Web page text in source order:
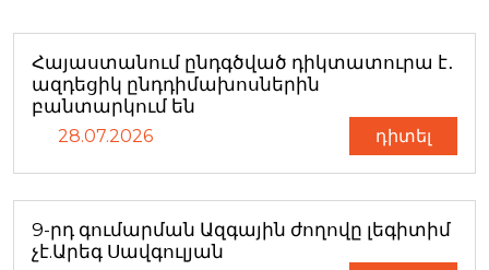
Հայաստանում ընդգծված դիկտատուրա է․
ազդեցիկ ընդդիմախոսներին
բանտարկում են
28.07.2026 դիտել
9-րդ գումարման Ազգային ժողովը լեգիտիմ
չէ.Արեգ Սավգուլյան